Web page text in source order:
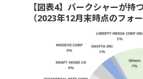
【図表4】バークシャーが持
（2023年12月末時点のフォー